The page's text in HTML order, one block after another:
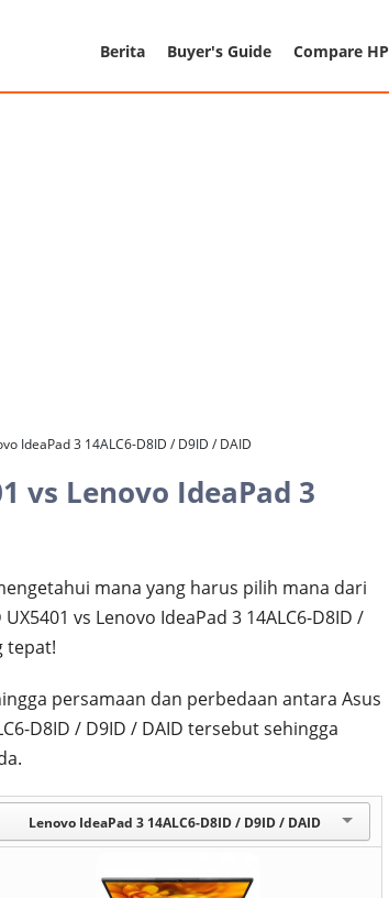
Berita Buyer's Guide Compare HP
IdeaPad 3 14ALC6-D8ID / D9ID / DAID
vs Lenovo IdeaPad 3
mana yang harus pilih mana dari
vs Lenovo IdeaPad 3 14ALC6-D8ID /
tepat!
persamaan dan perbedaan antara Asus
D8ID / D9ID / DAID tersebut sehingga
Lenovo IdeaPad 3 14ALC6-D8ID / D9ID / DAID